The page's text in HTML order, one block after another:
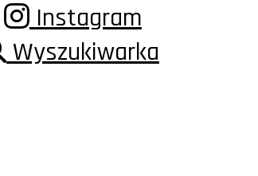
Instagram
Wyszukiwarka